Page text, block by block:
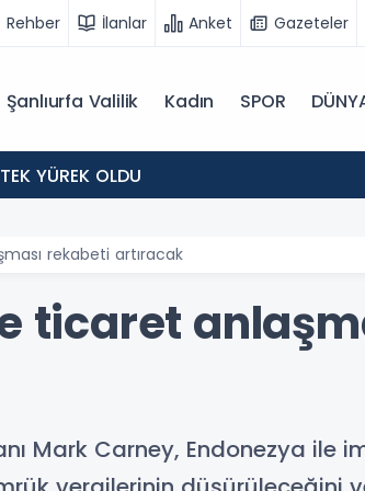
Rehber İlanlar Anket Gazeteler
Şanlıurfa Valilik Kadın SPOR
YÜREK OLDU
rekabeti artıracak
ticaret
Mark Carney, Endonezya ile